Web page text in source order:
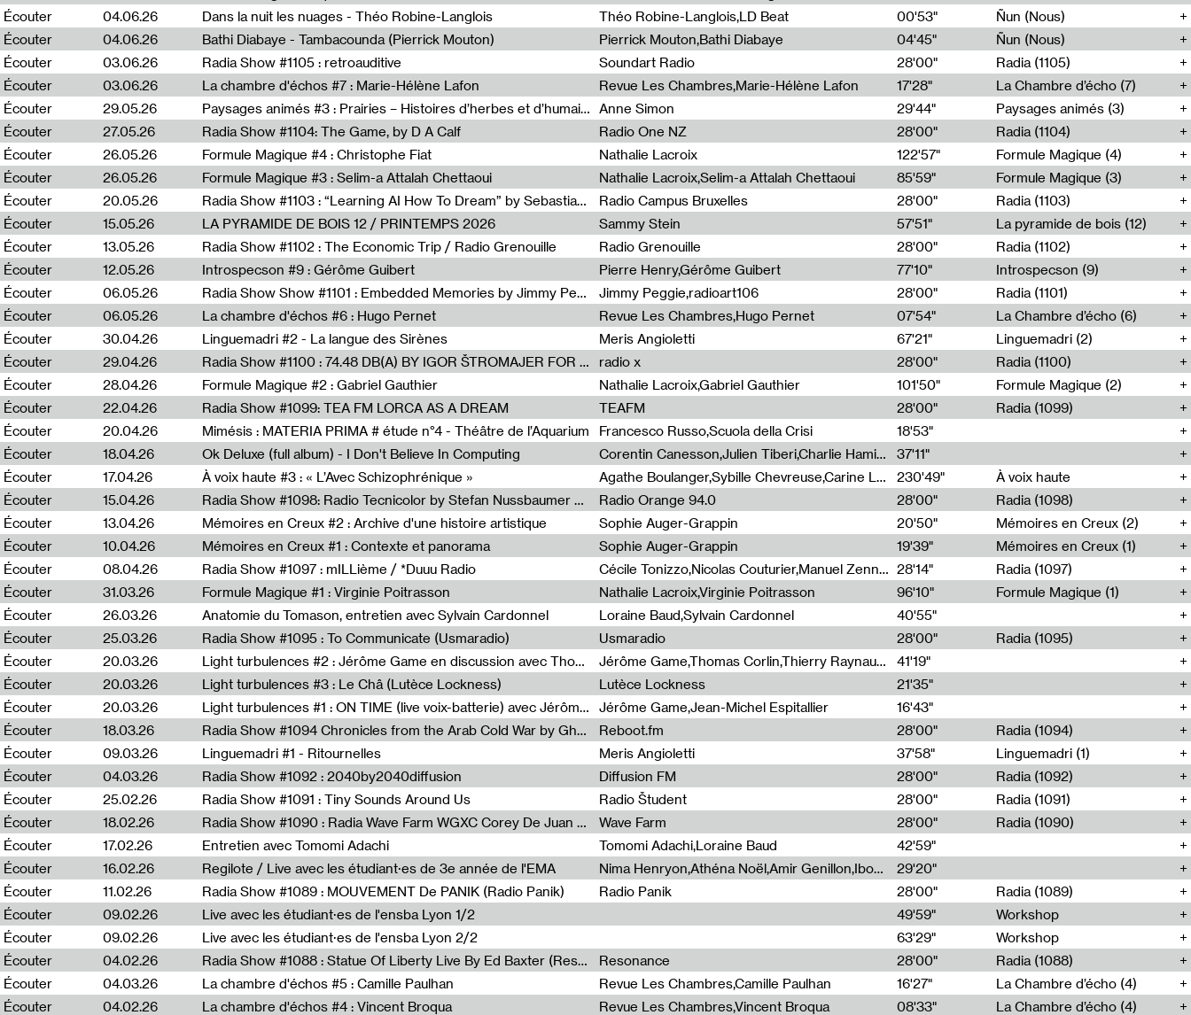
Écouter
04.06.26 Dans la nuit les nuages - Théo Robine-Langlois Théo Robine-Langlois,LD Beat 00'53"
Ñun (Nous)
Écouter
04.06.26 Bathi Diabaye - Tambacounda (Pierrick Mouton) Pierrick Mouton,Bathi Diabaye 04'45"
Ñun (Nous)
Écouter
03.06.26 Radia Show #1105 : retroauditive Soundart Radio 28'00"
Radia (1105)
Écouter
03.06.26 La chambre d'échos #7 : Marie-Hélène Lafon Revue Les Chambres,Marie-Hélène Lafon 17'28"
La Chambre d’écho (7)
Écouter
29.05.26 Paysages animés #3 : Prairies – Histoires d’herbes et d’humains Anne Simon 29'44"
Paysages animés (3)
Écouter
27.05.26 Radia Show #1104: The Game, by D A Calf Radio One NZ 28'00"
Radia (1104)
Écouter
26.05.26 Formule Magique #4 : Christophe Fiat Nathalie Lacroix 122'57"
Formule Magique (4)
Écouter
26.05.26 Formule Magique #3 : Selim-a Attalah Chettaoui Nathalie Lacroix,Selim-a Attalah Chettaoui 85'59"
Formule Magique (3)
Écouter
20.05.26 Radia Show #1103 : “Learning AI How To Dream” by Sebastian Dingens (Radio Campus Bruxelles) Radio Campus Bruxelles 28'00"
Radia (1103)
Écouter
15.05.26 LA PYRAMIDE DE BOIS 12 / PRINTEMPS 2026 Sammy Stein 57'51"
La pyramide de bois (12)
Écouter
13.05.26 Radia Show #1102 : The Economic Trip / Radio Grenouille Radio Grenouille 28'00"
Radia (1102)
Écouter
12.05.26 Introspecson #9 : Gérôme Guibert Pierre Henry,Gérôme Guibert 77'10"
Introspecson (9)
Écouter
06.05.26 Radia Show Show #1101 : Embedded Memories by Jimmy Peggie / radioart106 Jimmy Peggie,radioart106 28'00"
Radia (1101)
Écouter
06.05.26 La chambre d'échos #6 : Hugo Pernet Revue Les Chambres,Hugo Pernet 07'54"
La Chambre d’écho (6)
Écouter
30.04.26 Linguemadri #2 - La langue des Sirènes Meris Angioletti 67'21"
Linguemadri (2)
Écouter
29.04.26 Radia Show #1100 : 74.48 DB(A) BY IGOR ŠTROMAJER FOR RADIO X radio x 28'00"
Radia (1100)
Écouter
28.04.26 Formule Magique #2 : Gabriel Gauthier Nathalie Lacroix,Gabriel Gauthier 101'50"
Formule Magique (2)
Écouter
22.04.26 Radia Show #1099: TEA FM LORCA AS A DREAM TEAFM 28'00"
Radia (1099)
Écouter
20.04.26 Mimésis : MATERIA PRIMA # étude n°4 - Théâtre de l’Aquarium Francesco Russo,Scuola della Crisi
18'53"
Écouter
18.04.26 Ok Deluxe (full album) - I Don't Believe In Computing Corentin Canesson,Julien Tiberi,Charlie Hamish Jeffery
37'11"
Écouter
17.04.26 À voix haute #3 : « L’Avec Schizophrénique » Agathe Boulanger,Sybille Chevreuse,Carine Lendrin,Léna Monnier,Graziela Susin,Camille Zuber 230'49"
À voix haute
Écouter
15.04.26 Radia Show #1098: Radio Tecnicolor by Stefan Nussbaumer & Georg Zichy (Radio Orange 94.0) Radio Orange 94.0 28'00"
Radia (1098)
Écouter
13.04.26 Mémoires en Creux #2 : Archive d'une histoire artistique Sophie Auger-Grappin 20'50"
Mémoires en Creux (2)
Écouter
10.04.26 Mémoires en Creux #1 : Contexte et panorama Sophie Auger-Grappin 19'39"
Mémoires en Creux (1)
Écouter
08.04.26 Radia Show #1097 : mILLième / *Duuu Radio Cécile Tonizzo,Nicolas Couturier,Manuel Zenner,Aquila Lescene,Curtis Coco,Cyril Magnier 28'14"
Radia (1097)
Écouter
31.03.26 Formule Magique #1 : Virginie Poitrasson Nathalie Lacroix,Virginie Poitrasson 96'10"
Formule Magique (1)
Écouter
26.03.26 Anatomie du Tomason, entretien avec Sylvain Cardonnel Loraine Baud,Sylvain Cardonnel
40'55"
Écouter
25.03.26 Radia Show #1095 : To Communicate (Usmaradio) Usmaradio 28'00"
Radia (1095)
Écouter
20.03.26 Light turbulences #2 : Jérôme Game en discussion avec Thomas Corlin Jérôme Game,Thomas Corlin,Thierry Raynaud,Hubert Colas
41'19"
Écouter
20.03.26 Light turbulences #3 : Le Châ (Lutèce Lockness) Lutèce Lockness
21'35"
Écouter
20.03.26 Light turbulences #1 : ON TIME (live voix-batterie) avec Jérôme Game & Jean-Michel Espitallier Jérôme Game,Jean-Michel Espitallier
16'43"
Écouter
18.03.26 Radia Show #1094 Chronicles from the Arab Cold War by Ghazi Barakat Reboot.fm 28'00"
Radia (1094)
Écouter
09.03.26 Linguemadri #1 - Ritournelles Meris Angioletti 37'58"
Linguemadri (1)
Écouter
04.03.26 Radia Show #1092 : 2040by2040diffusion Diffusion FM 28'00"
Radia (1092)
Écouter
25.02.26 Radia Show #1091 : Tiny Sounds Around Us Radio Študent 28'00"
Radia (1091)
Écouter
18.02.26 Radia Show #1090 : Radia Wave Farm WGXC Corey De Juan Sherrard Jr Startalk Wave Farm 28'00"
Radia (1090)
Écouter
17.02.26 Entretien avec Tomomi Adachi Tomomi Adachi,Loraine Baud
42'59"
Écouter
16.02.26 Regilote / Live avec les étudiant·es de 3e année de l'EMA Nima Henryon,Athéna Noël,Amir Genillon,Ibourayane Ahmadi,Manelle Cherrih,Honorine Gibello,John Weeber,Manon Joseph
29'20"
Écouter
11.02.26 Radia Show #1089 : MOUVEMENT De PANIK (Radio Panik) Radio Panik 28'00"
Radia (1089)
Écouter
09.02.26 Live avec les étudiant·es de l'ensba Lyon 1/2 49'59"
Workshop
Écouter
09.02.26 Live avec les étudiant·es de l'ensba Lyon 2/2 63'29"
Workshop
Écouter
04.02.26 Radia Show #1088 : Statue Of Liberty Live By Ed Baxter (Resonance) Resonance 28'00"
Radia (1088)
Écouter
04.03.26 La chambre d'échos #5 : Camille Paulhan Revue Les Chambres,Camille Paulhan 16'27"
La Chambre d’écho (4)
Écouter
04.02.26 La chambre d'échos #4 : Vincent Broqua Revue Les Chambres,Vincent Broqua 08'33"
La Chambre d’écho (4)